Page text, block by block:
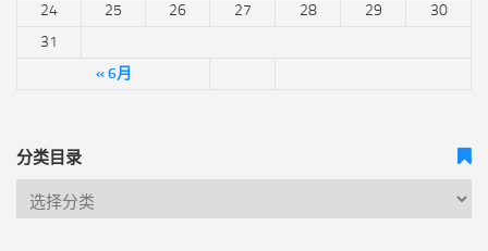
« 6月
24
25 26 27 28 29
30
31
分类目录